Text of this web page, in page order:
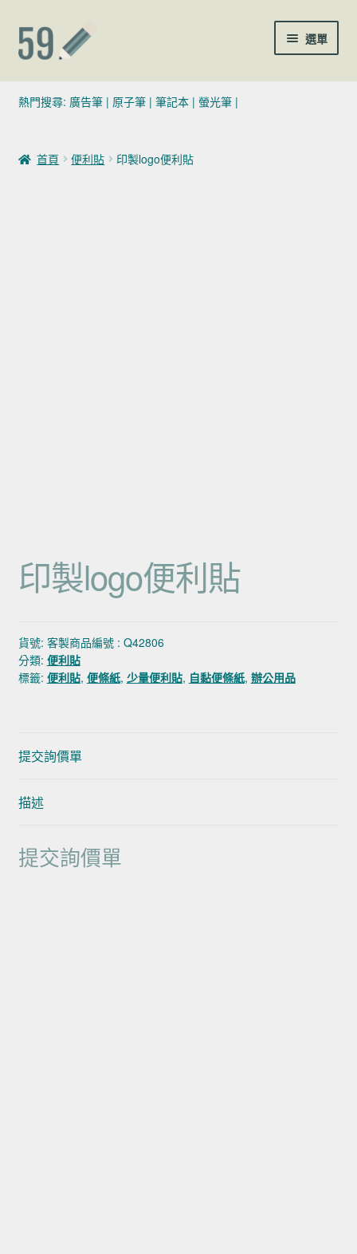
跳至導覽列
跳至主要內容 選單
(02)7729-4140
聯絡我們
熱門搜尋: 廣告筆| 原子筆| 筆記本| 螢光筆|
首頁 便利貼 印製logo便利貼
印製logo便利貼
貨號: 客製商品編號 : Q42806
分類: 便利貼
標籤: 便利貼, 便條紙, 少量便利貼, 自黏便條紙, 辦公用品
提交詢價單
描述
提交詢價單